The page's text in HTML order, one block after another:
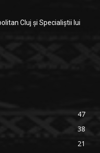
Cluj și Specialiștii lui
47
38
21